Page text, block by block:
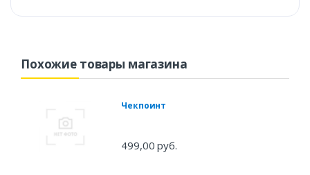
Похожие товары магазина
Чекпоинт
499,00 руб.